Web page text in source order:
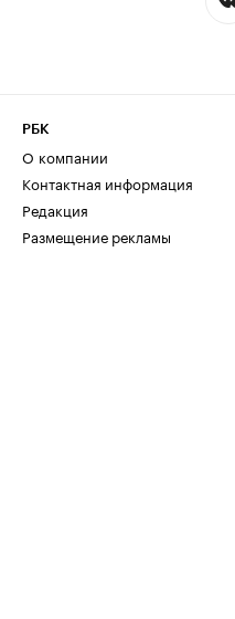
РБК
О компании
Контактная информация
Редакция
Размещение рекламы